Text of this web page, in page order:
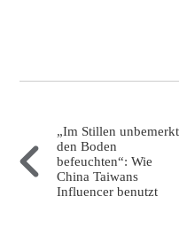
„Im Stillen unbemerkt
den Boden
befeuchten“: Wie
China Taiwans
Influencer benutzt